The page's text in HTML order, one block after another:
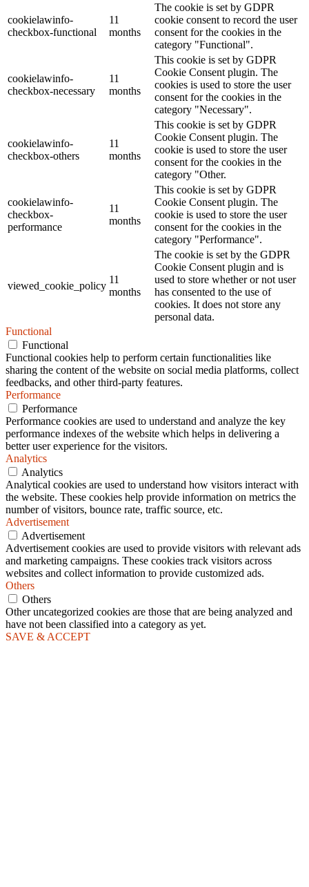
cookielawinfo-
checkbox-functional
11
months
The cookie is set by GDPR
cookie consent to record the user
consent for the cookies in the
category "Functional".
cookielawinfo-
checkbox-necessary
11
months
This cookie is set by GDPR
Cookie Consent plugin. The
cookies is used to store the user
consent for the cookies in the
category "Necessary".
cookielawinfo-
checkbox-others
11
months
This cookie is set by GDPR
Cookie Consent plugin. The
cookie is used to store the user
consent for the cookies in the
category "Other.
cookielawinfo-
checkbox-
performance
11
months
This cookie is set by GDPR
Cookie Consent plugin. The
cookie is used to store the user
consent for the cookies in the
category "Performance".
viewed_cookie_policy
11
months
The cookie is set by the GDPR
Cookie Consent plugin and is
used to store whether or not user
has consented to the use of
cookies. It does not store any
personal data.
Functional
Functional
Functional cookies help to perform certain functionalities like
sharing the content of the website on social media platforms, collect
feedbacks, and other third-party features.
Performance
Performance
Performance cookies are used to understand and analyze the key
performance indexes of the website which helps in delivering a
better user experience for the visitors.
Analytics
Analytics
Analytical cookies are used to understand how visitors interact with
the website. These cookies help provide information on metrics the
number of visitors, bounce rate, traffic source, etc.
Advertisement
Advertisement
Advertisement cookies are used to provide visitors with relevant ads
and marketing campaigns. These cookies track visitors across
websites and collect information to provide customized ads.
Others
Others
Other uncategorized cookies are those that are being analyzed and
have not been classified into a category as yet.
SAVE & ACCEPT